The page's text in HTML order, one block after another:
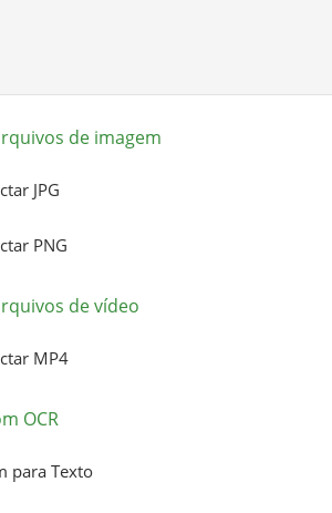
de imagem
JPG
PNG
de vídeo
MP4
OCR
para Texto